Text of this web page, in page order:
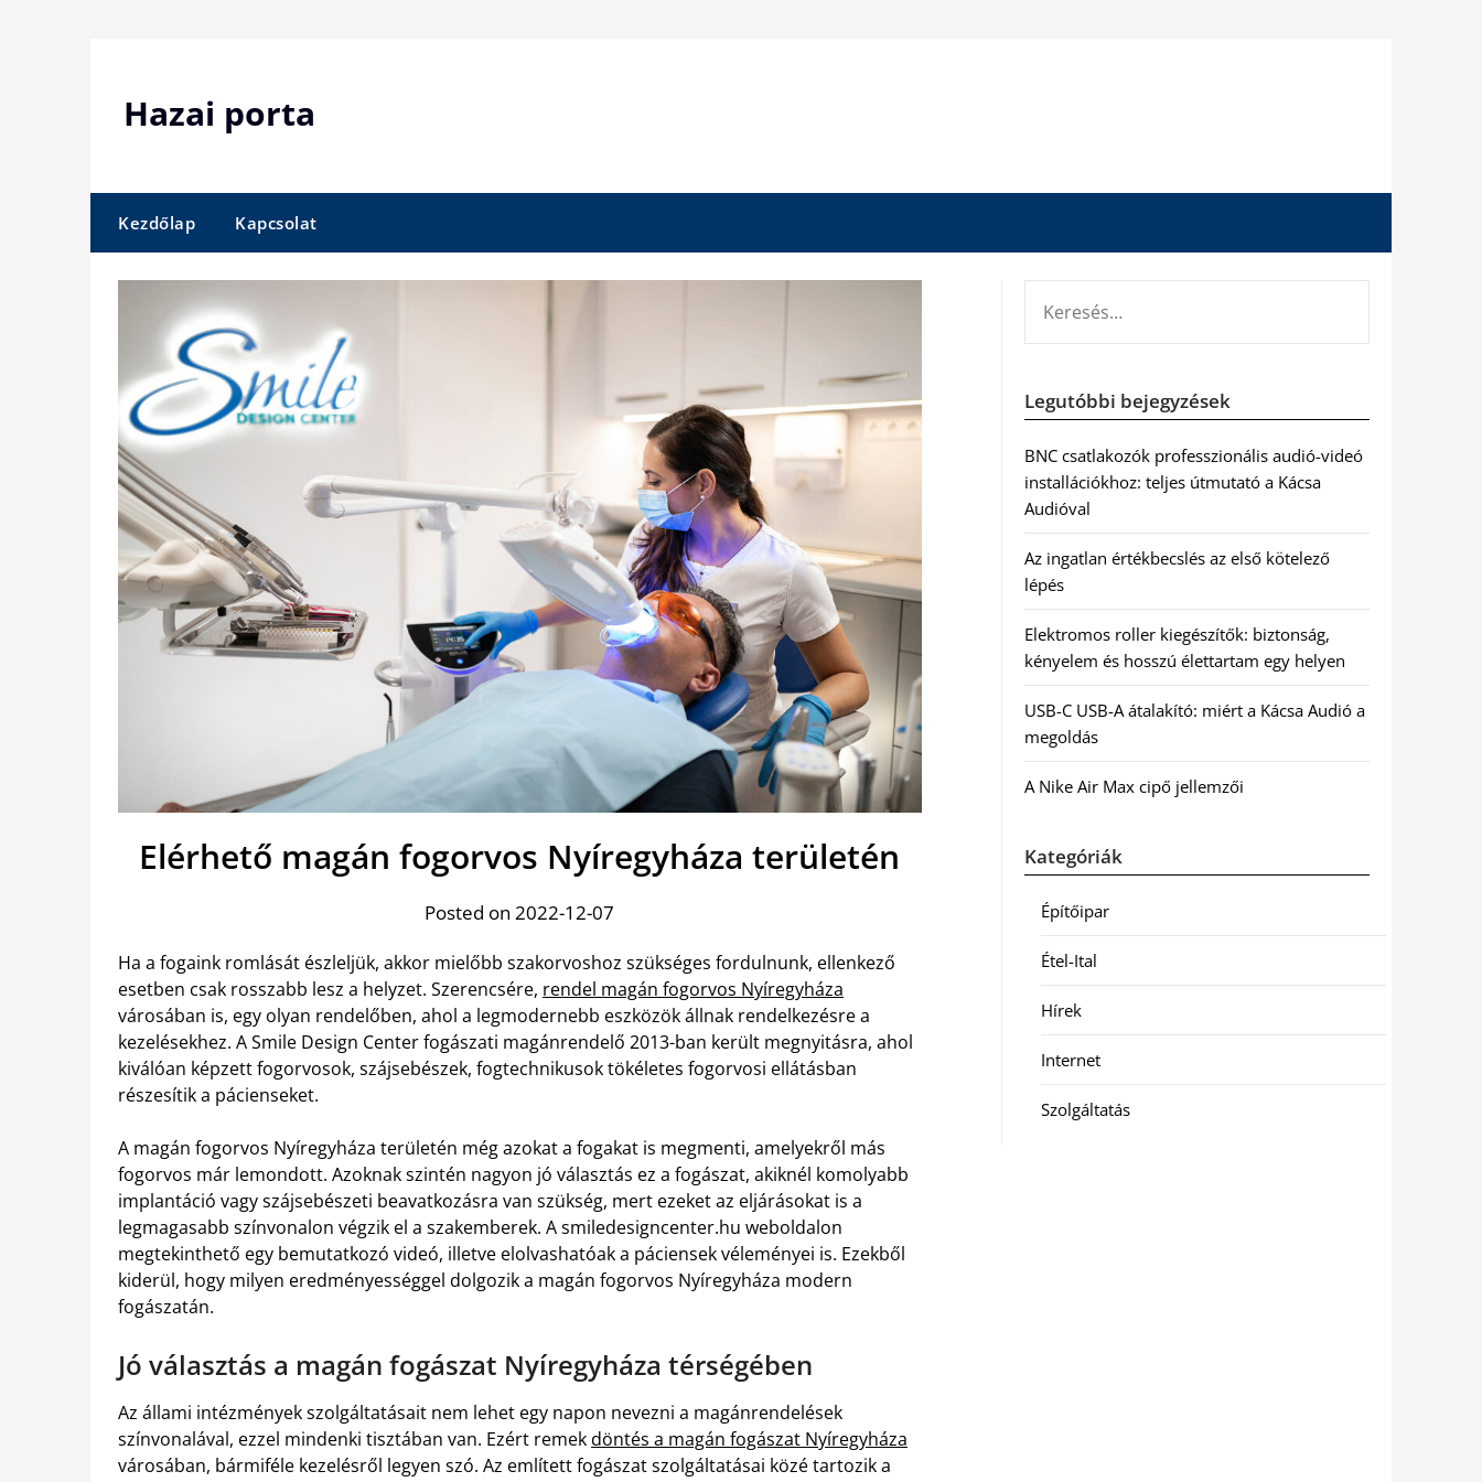
Hazai porta
Kezdőlap Kapcsolat
Elérhető magán fogorvos Nyíregyháza területén
Posted on 2022-12-07
Ha a fogaink romlását észleljük, akkor mielőbb szakorvoshoz szükséges fordulnunk, ellenkező
esetben csak rosszabb lesz a helyzet. Szerencsére, rendel magán fogorvos Nyíregyháza
városában is, egy olyan rendelőben, ahol a legmodernebb eszközök állnak rendelkezésre a
kezelésekhez. A Smile Design Center fogászati magánrendelő 2013-ban került megnyitásra, ahol
kiválóan képzett fogorvosok, szájsebészek, fogtechnikusok tökéletes fogorvosi ellátásban
részesítik a pácienseket.
A magán fogorvos Nyíregyháza területén még azokat a fogakat is megmenti, amelyekről más
fogorvos már lemondott. Azoknak szintén nagyon jó választás ez a fogászat, akiknél komolyabb
implantáció vagy szájsebészeti beavatkozásra van szükség, mert ezeket az eljárásokat is a
legmagasabb színvonalon végzik el a szakemberek. A smiledesigncenter.hu weboldalon
megtekinthető egy bemutatkozó videó, illetve elolvashatóak a páciensek véleményei is. Ezekből
kiderül, hogy milyen eredményességgel dolgozik a magán fogorvos Nyíregyháza modern
fogászatán.
Jó választás a magán fogászat Nyíregyháza térségében
Az állami intézmények szolgáltatásait nem lehet egy napon nevezni a magánrendelések
színvonalával, ezzel mindenki tisztában van. Ezért remekdöntés a magán fogászat Nyíregyháza
városában, bármiféle kezelésről legyen szó. Az említett fogászat szolgáltatásai közé tartozik a
Legutóbbi bejegyzések
BNC csatlakozók professzionális audió-videó
installációkhoz: teljes útmutató a Kácsa
Audióval
Az ingatlan értékbecslés az első kötelező
lépés
Elektromos roller kiegészítők: biztonság,
kényelem és hosszú élettartam egy helyen
USB-C USB-A átalakító: miért a Kácsa Audió a
megoldás
A Nike Air Max cipő jellemzői
Kategóriák
Építőipar
Étel-Ital
Hírek
Internet
Szolgáltatás